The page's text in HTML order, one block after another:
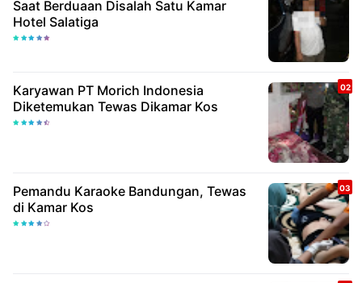
Saat Berduaan Disalah Satu Kamar
Hotel Salatiga
Karyawan PT Morich Indonesia
Diketemukan Tewas Dikamar Kos
Pemandu Karaoke Bandungan, Tewas
di Kamar Kos